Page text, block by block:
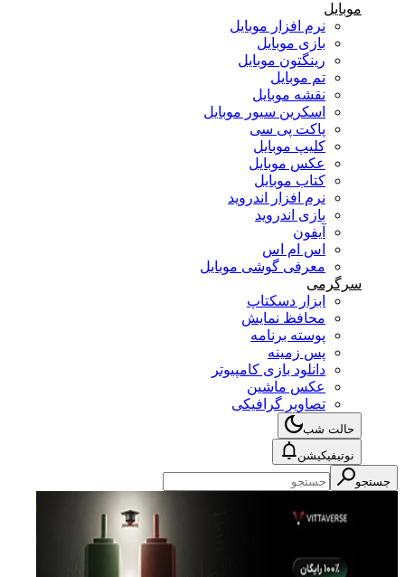
موبایل
نرم افزار موبایل
بازی موبایل
رینگتون موبایل
تم موبایل
نقشه موبایل
اسکرین سیور موبایل
پاکت پی سی
کلیپ موبایل
عکس موبایل
کتاب موبایل
نرم افزار اندروید
بازی اندروید
آیفون
اس ام اس
معرفی گوشی موبایل
سرگرمی
ابزار دسکتاپ
محافظ نمایش
پوسته برنامه
پس زمینه
دانلود بازی کامپیوتر
عکس ماشین
تصاویر گرافیکی
حالت شب
نوتیفیکیشن
جستجو